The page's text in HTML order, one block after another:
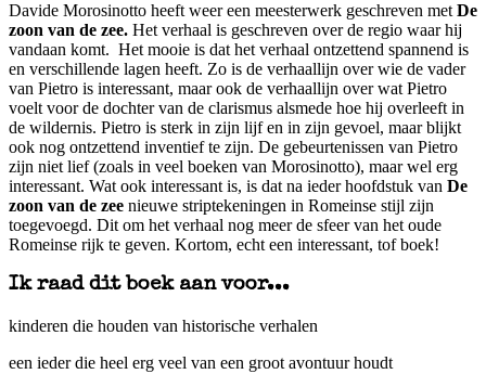
Davide Morosinotto heeft weer een meesterwerk geschreven metDe
zoon van de zee. Het verhaal is geschreven over de regio waar hij
vandaan komt. Het mooie is dat het verhaal ontzettend spannend is
en verschillende lagen heeft. Zo is de verhaallijn over wie de vader
van Pietro is interessant, maar ook de verhaallijn over wat Pietro
voelt voor de dochter van de clarismus alsmede hoe hij overleeft in
de wildernis. Pietro is sterk in zijn lijf en in zijn gevoel, maar blijkt
ook nog ontzettend inventief te zijn. De gebeurtenissen van Pietro
zijn niet lief (zoals in veel boeken van Morosinotto), maar wel erg
interessant. Wat ook interessant is, is dat na ieder hoofdstuk van De
zoon van de zee nieuwe striptekeningen in Romeinse stijl zijn
toegevoegd. Dit om het verhaal nog meer de sfeer van het oude
Romeinse rijk te geven. Kortom, echt een interessant, tof boek!
Ik raad dit boek aan voor...
kinderen die houden van historische verhalen
een ieder die heel erg veel van een groot avontuur houdt